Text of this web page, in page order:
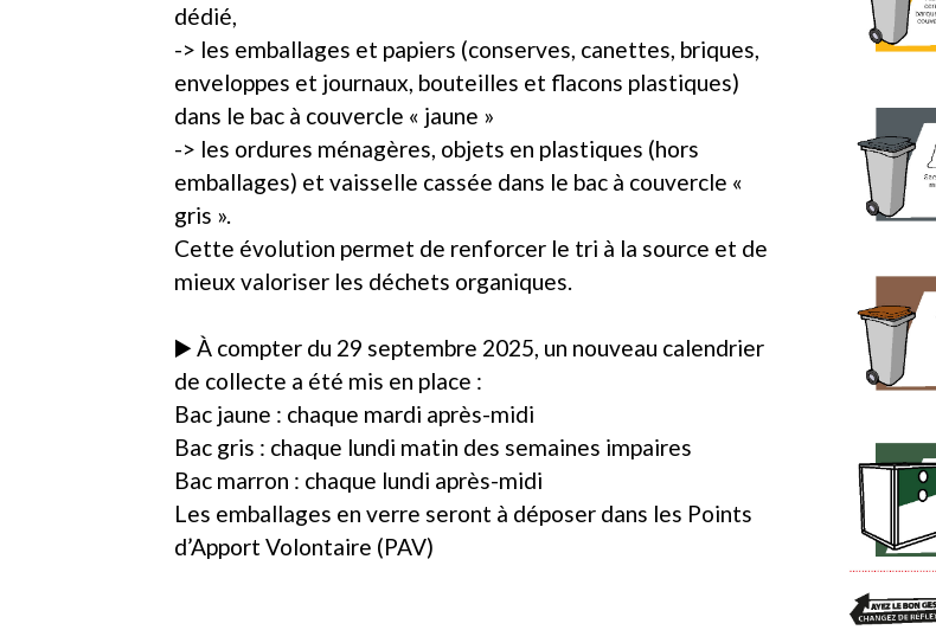
dédié,
-> les emballages et papiers (conserves, canettes, briques,
enveloppes et journaux, bouteilles et flacons plastiques)
dans le bac à couvercle « jaune »
-> les ordures ménagères, objets en plastiques (hors
emballages) et vaisselle cassée dans le bac à couvercle «
gris ».
Cette évolution permet de renforcer le tri à la source et de
mieux valoriser les déchets organiques.
▶️ À compter du 29 septembre 2025, un nouveau calendrier
de collecte a été mis en place :
Bac jaune : chaque mardi après-midi
Bac gris : chaque lundi matin des semaines impaires
Bac marron : chaque lundi après-midi
Les emballages en verre seront à déposer dans les Points
d’Apport Volontaire (PAV)